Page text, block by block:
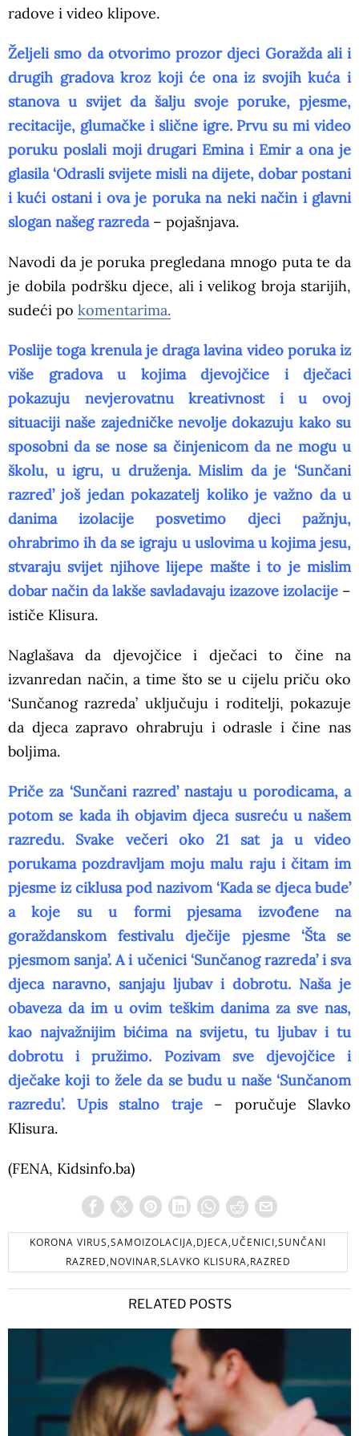
radove i video klipove.
Željeli smo da otvorimo prozor djeci Goražda ali i
drugih gradova kroz koji će ona iz svojih kuća i
stanova u svijet da šalju svoje poruke, pjesme,
recitacije, glumačke i slične igre. Prvu su mi video
poruku poslali moji drugari Emina i Emir a ona je
glasila ‘Odrasli svijete misli na dijete, dobar postani
i kući ostani i ova je poruka na neki način i glavni
slogan našeg razreda– pojašnjava.
Navodi da je poruka pregledana mnogo puta te da
je dobila podršku djece, ali i velikog broja starijih,
sudeći po komentarima.
Poslije toga krenula je draga lavina video poruka iz
više gradova u kojima djevojčice i dječaci
pokazuju nevjerovatnu kreativnost i u ovoj
situaciji naše zajedničke nevolje dokazuju kako su
sposobni da se nose sa činjenicom da ne mogu u
školu, u igru, u druženja. Mislim da je ‘Sunčani
razred’ još jedan pokazatelj koliko je važno da u
danima izolacije posvetimo djeci pažnju,
ohrabrimo ih da se igraju u uslovima u kojima jesu,
stvaraju svijet njihove lijepe mašte i to je mislim
dobar način da lakše savladavaju izazove izolacije –
ističe Klisura.
Naglašava da djevojčice i dječaci to čine na
izvanredan način, a time što se u cijelu priču oko
‘Sunčanog razreda’ uključuju i roditelji, pokazuje
da djeca zapravo ohrabruju i odrasle i čine nas
boljima.
Priče za ‘Sunčani razred’ nastaju u porodicama, a
potom se kada ih objavim djeca susreću u našem
razredu. Svake večeri oko 21 sat ja u video
porukama pozdravljam moju malu raju i čitam im
pjesme iz ciklusa pod nazivom ‘Kada se djeca bude’
a koje su u formi pjesama izvođene na
goraždanskom festivalu dječije pjesme ‘Šta se
pjesmom sanja’. A i učenici ‘Sunčanog razreda’ i sva
djeca naravno, sanjaju ljubav i dobrotu. Naša je
obaveza da im u ovim teškim danima za sve nas,
kao najvažnijim bićima na svijetu, tu ljubav i tu
dobrotu i pružimo. Pozivam sve djevojčice i
dječake koji to žele da se budu u naše ‘Sunčanom
razredu’. Upis stalno traje– poručuje Slavko
Klisura.
(FENA, Kidsinfo.ba)
KORONA VIRUS,SAMOIZOLACIJA,DJECA,UČENICI,SUNČANI
RAZRED,NOVINAR,SLAVKO KLISURA,RAZRED
RELATED POSTS